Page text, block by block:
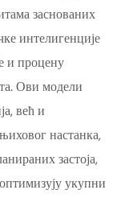
заснованих
интелигенције
и процену
Ови модели
већ и
настанка,
застоја,
укупни